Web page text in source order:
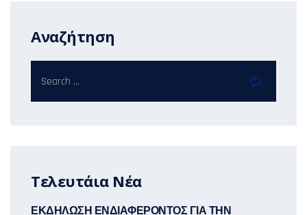
Αναζήτηση
Τελευτάια Νέα
ΕΚΔΗΛΩΣΗ ΕΝΔΙΑΦΕΡΟΝΤΟΣ ΓΙΑ ΤΗΝ